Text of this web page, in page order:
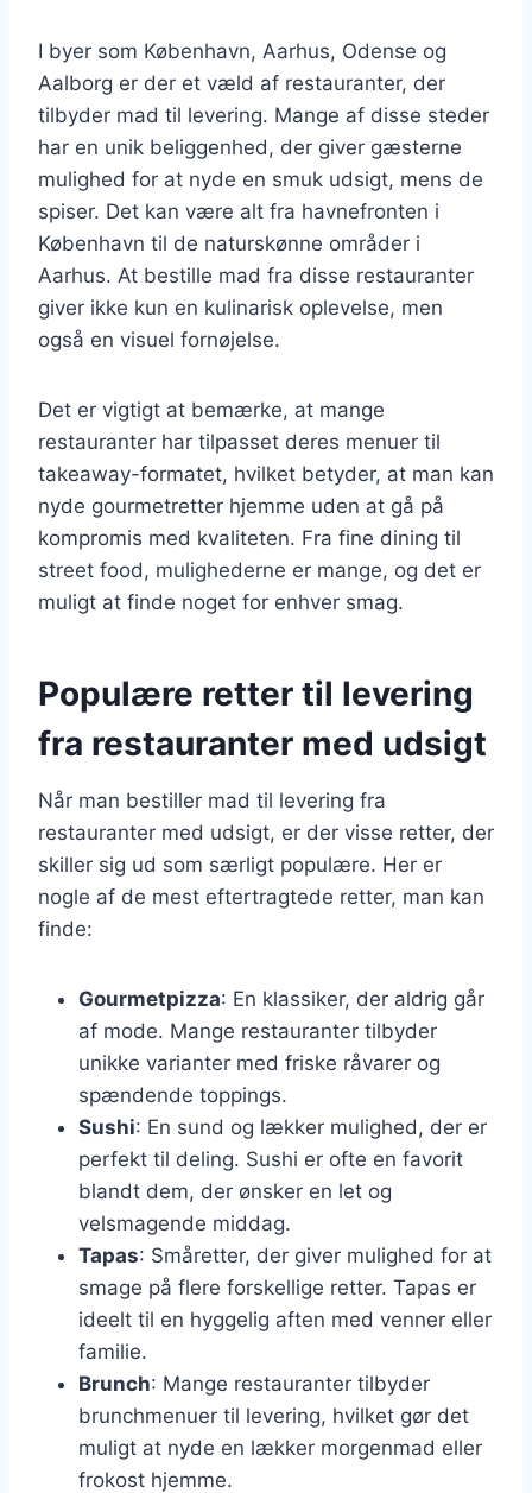
I byer som København, Aarhus, Odense og
Aalborg er der et væld af restauranter, der
tilbyder mad til levering. Mange af disse steder
har en unik beliggenhed, der giver gæsterne
mulighed for at nyde en smuk udsigt, mens de
spiser. Det kan være alt fra havnefronten i
København til de naturskønne områder i
Aarhus. At bestille mad fra disse restauranter
giver ikke kun en kulinarisk oplevelse, men
også en visuel fornøjelse.
Det er vigtigt at bemærke, at mange
restauranter har tilpasset deres menuer til
takeaway-formatet, hvilket betyder, at man kan
nyde gourmetretter hjemme uden at gå på
kompromis med kvaliteten. Fra fine dining til
street food, mulighederne er mange, og det er
muligt at finde noget for enhver smag.
Populære retter til levering
fra restauranter med udsigt
Når man bestiller mad til levering fra
restauranter med udsigt, er der visse retter, der
skiller sig ud som særligt populære. Her er
nogle af de mest eftertragtede retter, man kan
finde:
Gourmetpizza: En klassiker, der aldrig går
af mode. Mange restauranter tilbyder
unikke varianter med friske råvarer og
spændende toppings.
Sushi: En sund og lækker mulighed, der er
perfekt til deling. Sushi er ofte en favorit
blandt dem, der ønsker en let og
velsmagende middag.
Tapas: Småretter, der giver mulighed for at
smage på flere forskellige retter. Tapas er
ideelt til en hyggelig aften med venner eller
familie.
Brunch: Mange restauranter tilbyder
brunchmenuer til levering, hvilket gør det
muligt at nyde en lækker morgenmad eller
frokost hjemme.